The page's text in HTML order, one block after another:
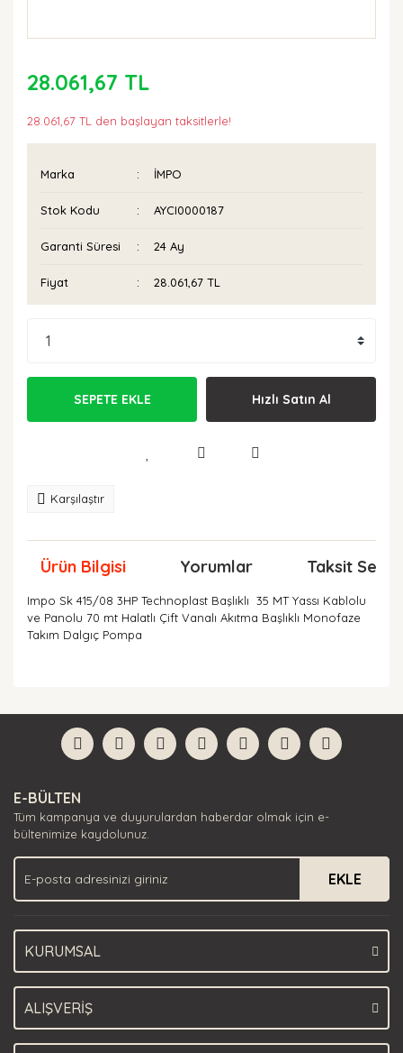
28.061,67 TL
28.061,67 TL den başlayan taksitlerle!
Marka İMPO
Stok Kodu AYCI0000187
Garanti Süresi 24 Ay
Fiyat 28.061,67 TL
SEPETE EKLE Hızlı Satın Al
Karşılaştır
Ürün Bilgisi Yorumlar Taksit
Impo Sk 415/08 3HP Technoplast Başlıklı 35 MT Yassı Kablolu
ve Panolu 70 mt Halatlı Çift Vanalı Akıtma Başlıklı Monofaze
Takım Dalgıç Pompa
Yorum Yaz
formunu kullanarak tarafımıza iletebilirsiniz.
Görüş ve önerileriniz için teşekkür ederiz.
Ürün açıklamasında eksik bilgiler bulunuyor.
Ürün bilgilerinde hatalar bulunuyor.
Ürün fiyatı diğer sitelerden daha pahalı.
Bu ürüne benzer farklı alternatifler olmalı.
E-BÜLTEN
Tüm kampanya ve duyurulardan haberdar olmak için e-
bültenimize kaydolunuz.
EKLE
KURUMSAL
ALIŞVERİŞ